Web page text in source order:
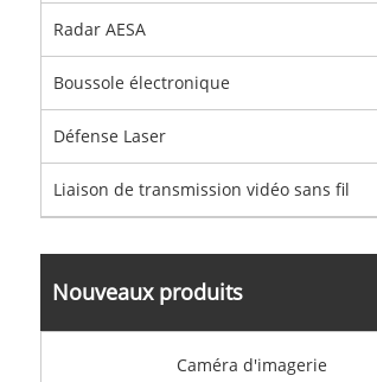
Radar AESA
Boussole électronique
Défense Laser
Liaison de transmission vidéo sans fil
Nouveaux produits
Caméra d'imagerie